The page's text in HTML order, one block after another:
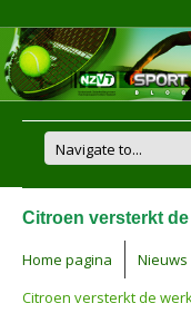
Citroen versterkt
Home pagina
Nieuws
Citroen versterkt de